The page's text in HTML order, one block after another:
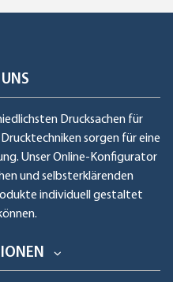
Drucksachen für
sorgen für eine
Unser Online-Konfigurator
und selbsterklärenden
individuell gestaltet